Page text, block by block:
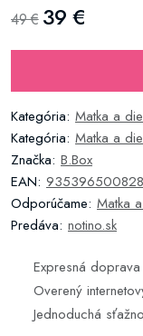
49 € 39 €
Kategória: Matka a
Kategória: Matka a
Značka: B.Box
EAN:
Odporúčame: Matka
Predáva: notino.sk
Expresná doprava
Overený
Jednoduchá